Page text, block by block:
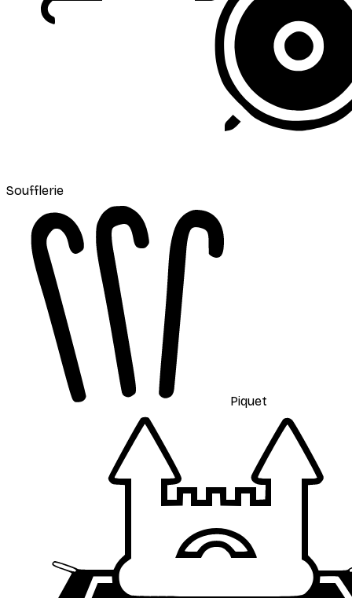
Soufflerie
Piquet